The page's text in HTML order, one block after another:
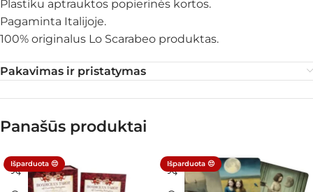
Plastiku aptrauktos popierinės kortos.
Pagaminta Italijoje.
100% originalus Lo Scarabeo produktas.
Pakavimas ir pristatymas
Panašūs produktai
Išparduota 😔 Išparduota 😔